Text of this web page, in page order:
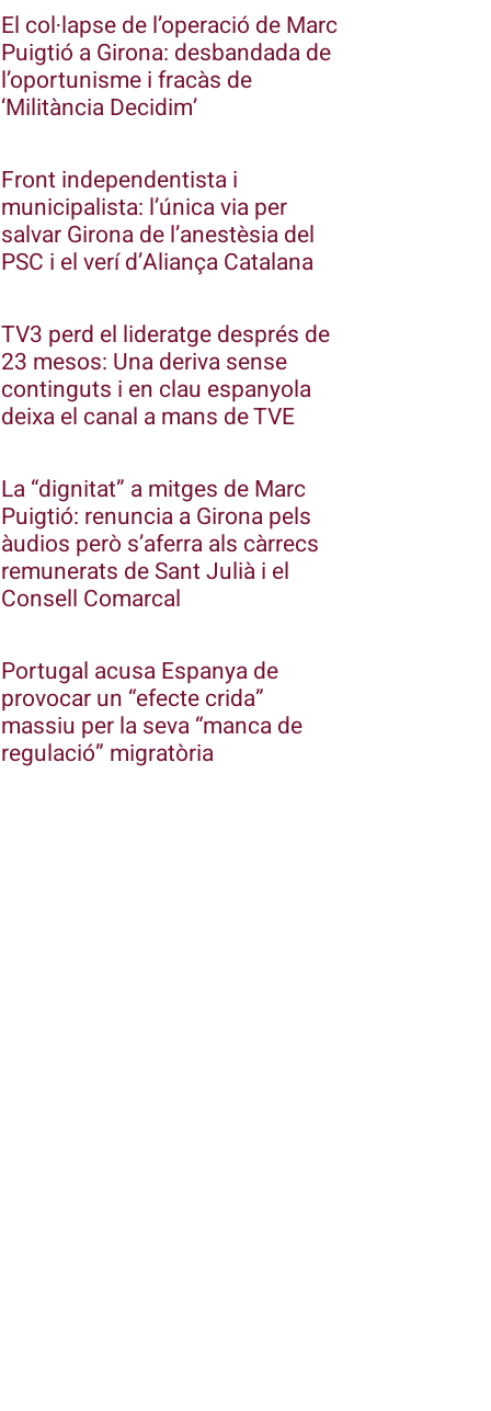
El col·lapse de l’operació de Marc
Puigtió a Girona: desbandada de
l’oportunisme i fracàs de
‘Militància Decidim’
Front independentista i
municipalista: l’única via per
salvar Girona de l’anestèsia del
PSC i el verí d’Aliança Catalana
TV3 perd el lideratge després de
23 mesos: Una deriva sense
continguts i en clau espanyola
deixa el canal a mans de TVE
La “dignitat” a mitges de Marc
Puigtió: renuncia a Girona pels
àudios però s’aferra als càrrecs
remunerats de Sant Julià i el
Consell Comarcal
Portugal acusa Espanya de
provocar un “efecte crida”
massiu per la seva “manca de
regulació” migratòria